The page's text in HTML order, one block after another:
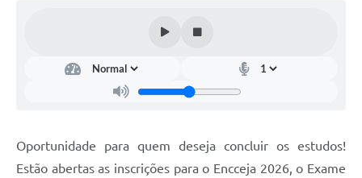
Obras
Oportunidade para quem deseja concluir os estudos!
Estão abertas as inscrições para o Encceja 2026, o Exame